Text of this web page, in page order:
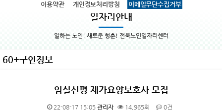
이용약관 개인정보처리방침 이메일무단수집거부
일자리안내
일하는 노인! 새로운 청춘! 전북노인일자리센터
60+구인정보
임실신평 재가요양보호사 모집
22-08-17 15:05 관리자 14,965회 0건